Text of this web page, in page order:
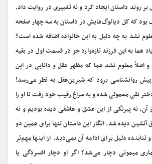
بر روند داستان ایجاد کرد و نه تغییری در روایت داد.
بود که کل دیالوگ‌هایش در داستان به سه چهار صفحه
نشد به چه دلیل به این خانواده اضافه شده است؟
هما به این فرزند تازه‌وارد جز در قسمت اول در بقیه
معلوم نشد هما که مظهر عقل و دانایی در این
پیش روانشناسی برود که شیرین‌عقل به نظر می‌رسد!
نقی معمولی شده و به سراغ رقیب خود رفت تا او را
آن، نه پیرنگی از این عشق و عاشقی دیده بودیم و نه
آتشین دیده ‌شد. انگار این داستان تنها برای همین دو
دلیل برای ادامه آن نمی‌دید. از اینها مهم‌تر
میمونی دچار می‌شد؟ اگر او دچار افسردگی یا